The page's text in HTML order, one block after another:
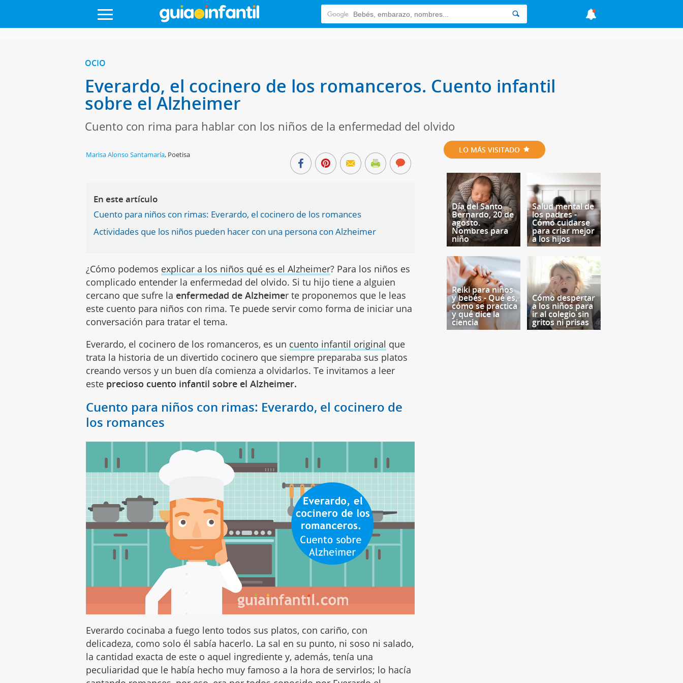
OCIO
Everardo, el cocinero de los romanceros. Cuento infantil
sobre el Alzheimer
Cuento con rima para hablar con los niños de la enfermedad del olvido
Marisa Alonso Santamaría, Poetisa
En este artículo
Cuento para niños con rimas: Everardo, el cocinero de los romances
Actividades que los niños pueden hacer con una persona con Alzheimer
¿Cómo podemos explicar a los niños qué es el Alzheimer? Para los niños es
complicado entender la enfermedad del olvido. Si tu hijo tiene a alguien
cercano que sufre la enfermedad de Alzheimer te proponemos que le leas
este cuento para niños con rima. Te puede servir como forma de iniciar una
conversación para tratar el tema.
Everardo, el cocinero de los romanceros, es un cuento infantil original que
trata la historia de un divertido cocinero que siempre preparaba sus platos
creando versos y un buen día comienza a olvidarlos. Te invitamos a leer
este precioso cuento infantil sobre el Alzheimer.
Cuento para niños con rimas: Everardo, el cocinero de
los romances
Everardo cocinaba a fuego lento todos sus platos, con cariño, con
delicadeza, como solo él sabía hacerlo. La sal en su punto, ni soso ni salado,
la cantidad exacta de este o aquel ingrediente y, además, tenía una
peculiaridad que le había hecho muy famoso a la hora de servirlos; lo hacía
LO MÁS VISITADO
Día del Santo
Bernardo, 20 de
agosto.
Nombres para
niño
Salud mental de
los padres -
Cómo cuidarse
para criar mejor
a los hijos
Reiki para niños
y bebés - Qué es,
cómo se practica
y qué dice la
ciencia
Cómo despertar
a los niños para
ir al colegio sin
gritos ni prisas